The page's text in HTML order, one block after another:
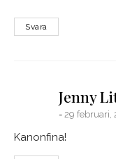
Svara
Jenny
29 februari,
Kanonfina!